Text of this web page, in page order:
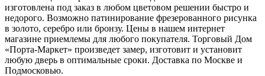
изготовлена под заказ в любом цветовом решении быстро и
недорого. Возможно патинирование фрезерованного рисунка
в золото, серебро или бронзу. Цены в нашем интернет
магазине приемлемы для любого покупателя. Торговый Дом
«Порта-Маркет» произведет замер, изготовит и установит
любую дверь в оптимальные сроки. Доставка по Москве и
Подмосковью.